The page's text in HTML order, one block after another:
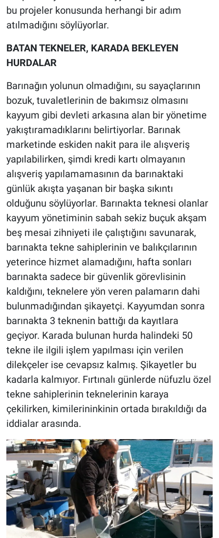
bu projeler konusunda herhangi bir adım
atılmadığını söylüyorlar.
BATAN TEKNELER, KARADA BEKLEYEN
HURDALAR
Barınağın yolunun olmadığını, su sayaçlarının
bozuk, tuvaletlerinin de bakımsız olmasını
kayyum gibi devleti arkasına alan bir yönetime
yakıştıramadıklarını belirtiyorlar. Barınak
marketinde eskiden nakit para ile alışveriş
yapılabilirken, şimdi kredi kartı olmayanın
alışveriş yapılamamasının da barınaktaki
günlük akışta yaşanan bir başka sıkıntı
olduğunu söylüyorlar. Barınakta teknesi olanlar
kayyum yönetiminin sabah sekiz buçuk akşam
beş mesai zihniyeti ile çalıştığını savunarak,
barınakta tekne sahiplerinin ve balıkçılarının
yeterince hizmet alamadığını, hafta sonları
barınakta sadece bir güvenlik görevlisinin
kaldığını, teknelere yön veren palamarın dahi
bulunmadığından şikayetçi. Kayyumdan sonra
barınakta 3 teknenin battığı da kayıtlara
geçiyor. Karada bulunan hurda halindeki 50
tekne ile ilgili işlem yapılması için verilen
dilekçeler ise cevapsız kalmış. Şikayetler bu
kadarla kalmıyor. Fırtınalı günlerde nüfuzlu özel
tekne sahiplerinin teknelerinin karaya
çekilirken, kimilerininkinin ortada bırakıldığı da
iddialar arasında.